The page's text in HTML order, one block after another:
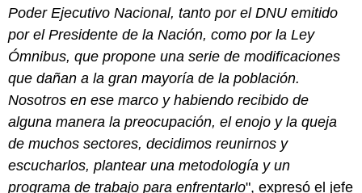
Poder Ejecutivo Nacional, tanto por el DNU emitido
por el Presidente de la Nación, como por la Ley
Ómnibus, que propone una serie de modificaciones
que dañan a la gran mayoría de la población.
Nosotros en ese marco y habiendo recibido de
alguna manera la preocupación, el enojo y la queja
de muchos sectores, decidimos reunirnos y
escucharlos, plantear una metodología y un
programa de trabajo para enfrentarlo", expresó el jefe